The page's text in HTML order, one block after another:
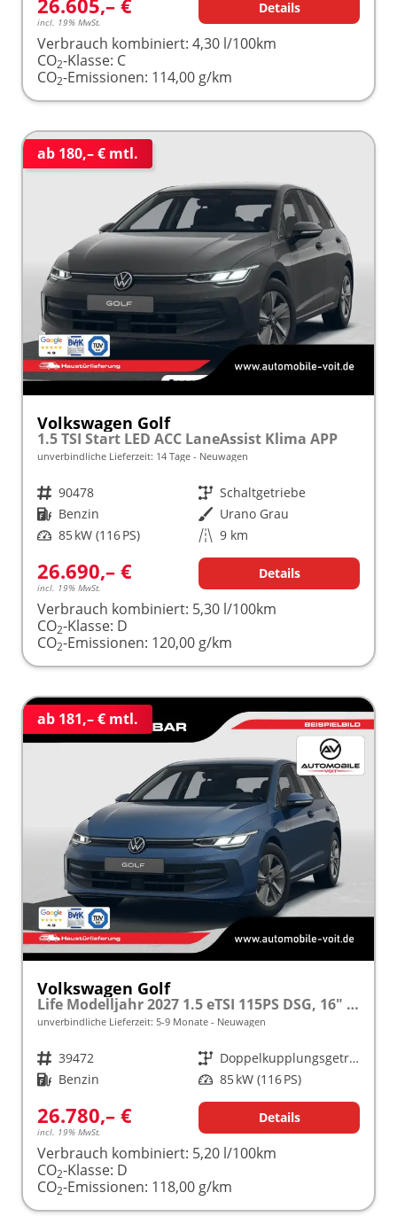
incl. 19% MwSt.
Details
Verbrauch kombiniert: 4,30 l/100km
CO2-Klasse: C
CO2-Emissionen: 114,00 g/km
ab 180,– € mtl.
Volkswagen Golf
1.5 TSI Start LED ACC LaneAssist Klima APP
unverbindliche Lieferzeit: 14 Tage Neuwagen
Fahrzeugnr. 90478 Getriebe Schaltgetriebe
Kraftstoff Benzin Außenfarbe Urano Grau
Leistung 85 kW (116 PS) Kilometerstand 9 km
26.690,– €
incl. 19% MwSt.
Details
Verbrauch kombiniert: 5,30 l/100km
CO2-Klasse: D
CO2-Emissionen: 120,00 g/km
ab 181,– € mtl.
Volkswagen Golf
Life Modelljahr 2027 1.5 eTSI 115PS DSG, 16" Alu, ACC, Sicht-Paket, Digital Cockpit Pro, App-Connect, PDC, Reserverad
unverbindliche Lieferzeit: 5-9 Monate Neuwagen
Fahrzeugnr. 39472 Getriebe
Doppelkupplungsgetriebe (DSG)
Kraftstoff Benzin Leistung 85 kW (116 PS)
26.780,– €
incl. 19% MwSt.
Details
Verbrauch kombiniert: 5,20 l/100km
CO2-Klasse: D
CO2-Emissionen: 118,00 g/km